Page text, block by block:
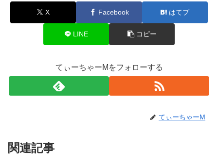
X Facebook はてブ
LINE コピー
てぃーちゃーMをフォローする
てぃーちゃーM
関連記事